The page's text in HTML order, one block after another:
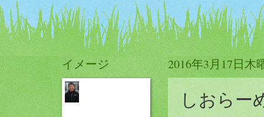
2016年3月17日木
しおらー
イメージ